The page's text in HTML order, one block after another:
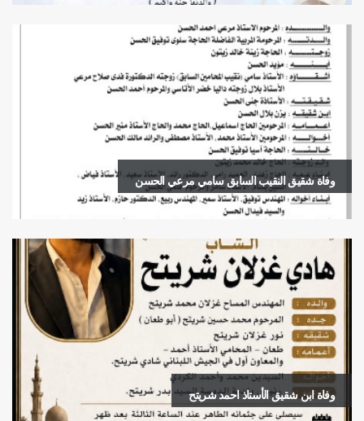
وفاة شقيق النقيب السابق سامي مرعي الحسن
وفاة ابن شقيق الأستاذ احمد شريتح